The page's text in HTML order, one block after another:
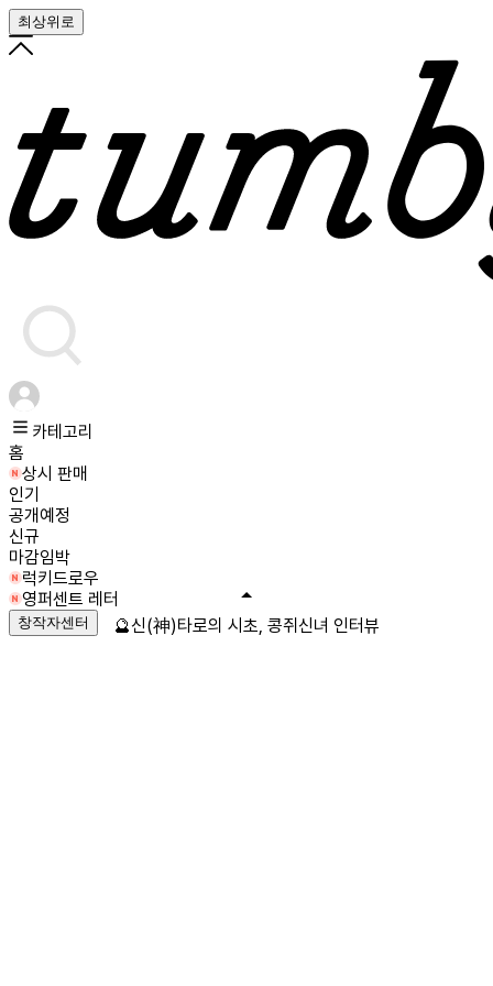
최상위로
카테고리
홈
상시 판매
인기
공개예정
신규
마감임박
럭키드로우
영퍼센트 레터
창작자센터 🔮신(神)타로의 시초, 콩쥐신녀 인터뷰